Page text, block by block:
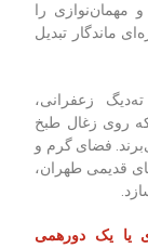
مهمان‌نوازی را
ماندگار تبدیل
زعفرانی،
روی زغال طبخ
فضای گرم و
قدیمی طهران،
یا یک دورهمی